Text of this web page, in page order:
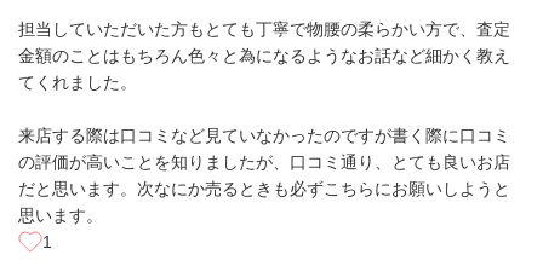
担当していただいた方もとても丁寧で物腰の柔らかい方で、査定
金額のことはもちろん色々と為になるようなお話など細かく教え
てくれました。
来店する際は口コミなど見ていなかったのですが書く際に口コミ
の評価が高いことを知りましたが、口コミ通り、とても良いお店
だと思います。次なにか売るときも必ずこちらにお願いしようと
思います。
1